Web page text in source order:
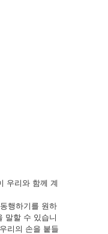
우리와 함께 계
동행하기를 원하
말할 수 있습니
우리의 손을 붙들